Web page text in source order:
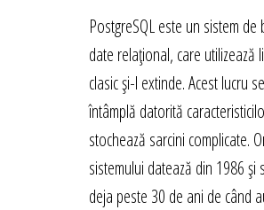
PostgreSQL este un sistem de
date relațional, care utilizează
clasic și-l extinde. Acest lucru se
întâmplă datorită
stochează sarcini complicate.
sistemului datează din 1986 și
deja peste 30 de ani de când